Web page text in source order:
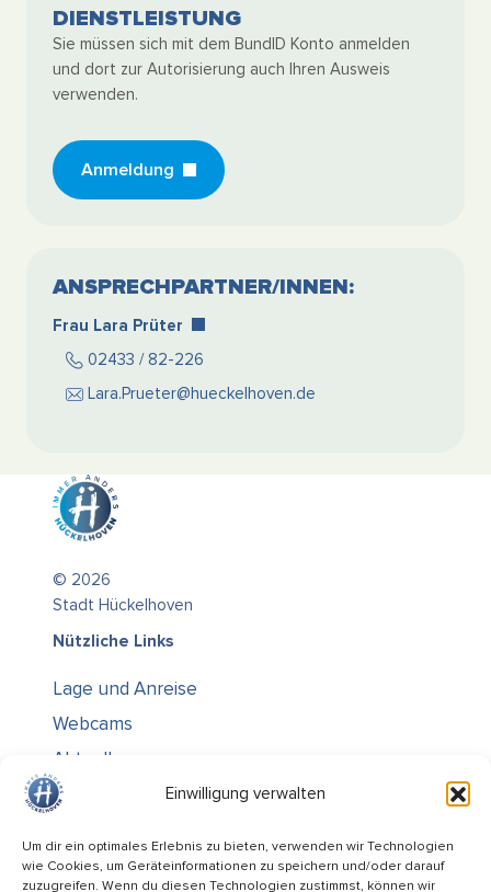
Einwilligung verwalten
Um dir ein optimales Erlebnis zu bieten, verwenden wir Technologien
wie Cookies, um Geräteinformationen zu speichern und/oder darauf
zuzugreifen. Wenn du diesen Technologien zustimmst, können wir
DIENSTLEISTUNG
Sie müssen sich mit dem BundID Konto anmelden
und dort zur Autorisierung auch Ihren Ausweis
verwenden.
Anmeldung
ANSPRECHPARTNER/INNEN:
Frau Lara Prüter
02433 / 82-226
Lara.Prueter@hueckelhoven.de
© 2026
Stadt Hückelhoven
Nützliche Links
Lage und Anreise
Webcams
Aktuelles
Über uns
Kontakt / Öffnungszeiten
Alle Ämter